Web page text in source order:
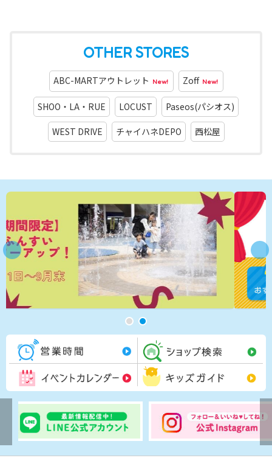
OTHER STORES
ABC-MARTアウトレット New! Zoff New!
SHOO・LA・RUE LOCUST Paseos(パシオス)
WEST DRIVE チャイハネDEPO 西松屋
営業時間一覧
イベントカレンダー